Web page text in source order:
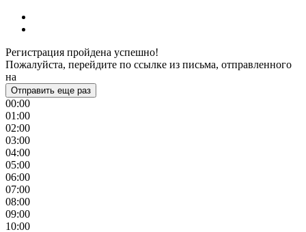
Регистрация пройдена успешно!
Пожалуйста, перейдите по ссылке из письма, отправленного
на
Отправить еще раз
00:00
01:00
02:00
03:00
04:00
05:00
06:00
07:00
08:00
09:00
10:00